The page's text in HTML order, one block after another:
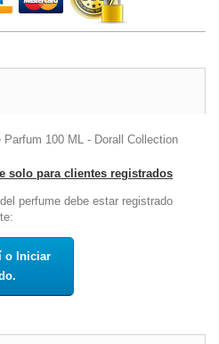
100 ML - Dorall Collection
solo para clientes registrados
perfume debe estar registrado
o Iniciar